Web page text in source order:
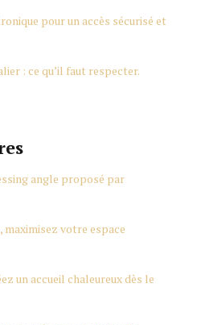
pour un accès sécurisé et
: ce qu’il faut respecter.
angle proposé par
votre espace
un accueil chaleureux dès le